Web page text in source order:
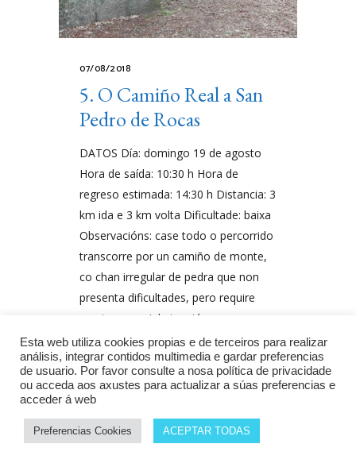
07/08/2018
5. O Camiño Real a San
Pedro de Rocas
DATOS Día: domingo 19 de agosto
Hora de saída: 10:30 h Hora de
regreso estimada: 14:30 h Distancia: 3
km ida e 3 km volta Dificultade: baixa
Observacións: case todo o percorrido
transcorre por un camiño de monte,
co chan irregular de pedra que non
presenta dificultades, pero require
prestar especial atención para
PorMonumenta
Esta web utiliza cookies propias e de terceiros para realizar
análisis, integrar contidos multimedia e gardar preferencias
de usuario. Por favor consulte a nosa política de privacidade
ou acceda aos axustes para actualizar a súas preferencias e
acceder á web
Preferencias Cookies ACEPTAR TODAS